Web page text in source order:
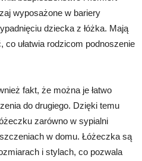
wyposażone w bariery
dziecka z łóżka. Mają
ułatwia rodzicom podnoszenie
fakt, że można je łatwo
do drugiego. Dzięki temu
zarówno w sypialni
w domu. Łóżeczka są
i stylach, co pozwala